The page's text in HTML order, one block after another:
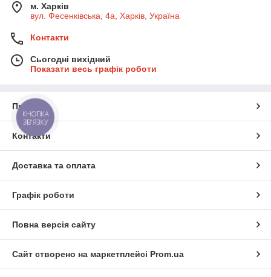
м. Харків
вул. Фесенківська, 4а, Харків, Україна
Контакти
Сьогодні вихідний
Показати весь графік роботи
Про нас
Контакти
Доставка та оплата
Графік роботи
Повна версія сайту
Сайт створено на маркетплейсі Prom.ua
КНОПКА
ЗВ'ЯЗКУ